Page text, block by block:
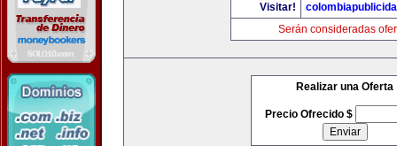
Visitar!
Serán consideradas
Realizar una Oferta
Precio Ofrecido $